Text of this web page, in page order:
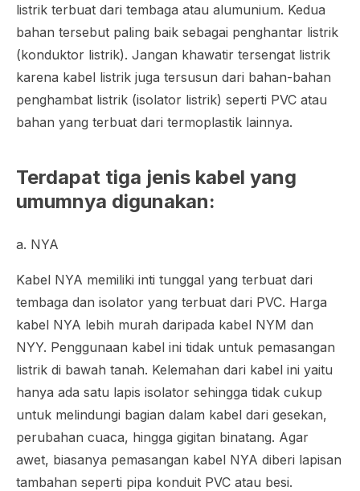
listrik terbuat dari tembaga atau alumunium. Kedua
bahan tersebut paling baik sebagai penghantar listrik
(konduktor listrik). Jangan khawatir tersengat listrik
karena kabel listrik juga tersusun dari bahan-bahan
penghambat listrik (isolator listrik) seperti PVC atau
bahan yang terbuat dari termoplastik lainnya.
Terdapat tiga jenis kabel yang
umumnya digunakan:
a. NYA
Kabel NYA memiliki inti tunggal yang terbuat dari
tembaga dan isolator yang terbuat dari PVC. Harga
kabel NYA lebih murah daripada kabel NYM dan
NYY. Penggunaan kabel ini tidak untuk pemasangan
listrik di bawah tanah. Kelemahan dari kabel ini yaitu
hanya ada satu lapis isolator sehingga tidak cukup
untuk melindungi bagian dalam kabel dari gesekan,
perubahan cuaca, hingga gigitan binatang. Agar
awet, biasanya pemasangan kabel NYA diberi lapisan
tambahan seperti pipa konduit PVC atau besi.